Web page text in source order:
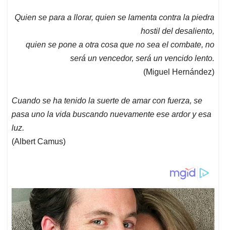
Quien se para a llorar, quien se lamenta contra la piedra
hostil del desaliento,
quien se pone a otra cosa que no sea el combate, no
será un vencedor, será un vencido lento.
(Miguel Hernández)
Cuando se ha tenido la suerte de amar con fuerza, se
pasa uno la vida buscando nuevamente ese ardor y esa
luz.
(Albert Camus)